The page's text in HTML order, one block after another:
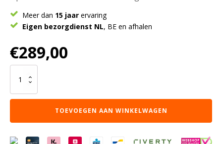
Meer dan 15 jaar ervaring
Eigen bezorgdienst NL, BE en afhalen
€289,00
Morbido
Beige
2212
Kiezelvormig
x
TOEVOEGEN AAN WINKELWAGEN